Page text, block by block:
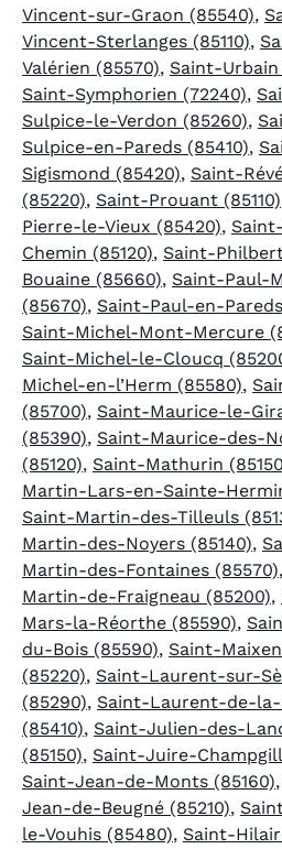
Vincent-sur-Graon (85540),
Vincent-Sterlanges (85110),
Valérien (85570), Saint-Urbain
Saint-Symphorien (72240),
Sulpice-le-Verdon (85260),
Sulpice-en-Pareds (85410),
Sigismond (85420), Saint-
(85220), Saint-Prouant (85110)
Pierre-le-Vieux (85420),
Chemin (85120), Saint-
Bouaine (85660), Saint-Paul-
(85670), Saint-Paul-en-
Saint-Michel-Mont-Mercure
Saint-Michel-le-Cloucq
Michel-en-l’Herm (85580),
(85700), Saint-Maurice-le-
(85390), Saint-Maurice-des-
(85120), Saint-Mathurin
Martin-Lars-en-Sainte-
Saint-Martin-des-Tilleuls
Martin-des-Noyers (85140),
Martin-des-Fontaines (85570),
Martin-de-Fraigneau (85200),
Mars-la-Réorthe (85590),
du-Bois (85590), Saint-
(85220), Saint-Laurent-sur-
(85290), Saint-Laurent-de-
(85410), Saint-Julien-des-
(85150), Saint-Juire-
Saint-Jean-de-Monts (85160),
Jean-de-Beugné (85210),
le-Vouhis (85480), Saint-